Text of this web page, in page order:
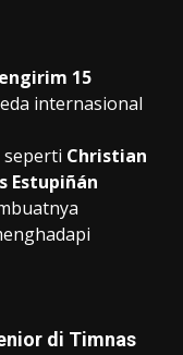
15
internasional
seperti Christian
Estupiñán
di Timnas